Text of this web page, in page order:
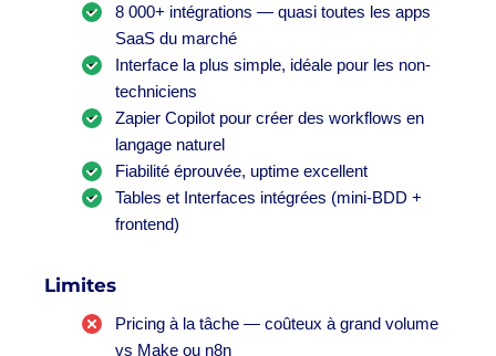
8 000+ intégrations — quasi toutes les apps
SaaS du marché
Interface la plus simple, idéale pour les non-
techniciens
Zapier Copilot pour créer des workflows en
langage naturel
Fiabilité éprouvée, uptime excellent
Tables et Interfaces intégrées (mini-BDD +
frontend)
Limites
Pricing à la tâche — coûteux à grand volume
vs Make ou n8n